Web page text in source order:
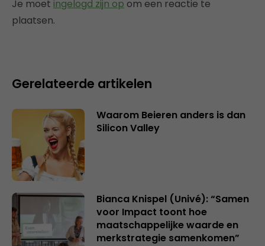
Je moet ingelogd zijn op om een reactie te
plaatsen.
Gerelateerde artikelen
Waarom Beieren anders is dan
Silicon Valley
Bianca Knispel (Univé): “Samen
voor Impact toont hoe
maatschappelijke waarde en
merkstrategie samenkomen”